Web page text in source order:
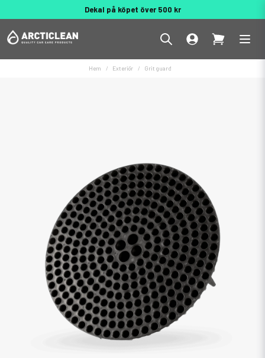
Dekal på köpet över 500 kr
Hem Exteriör Grit guard